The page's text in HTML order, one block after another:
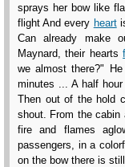
sprays her bow like
flight And every heart
Can already make
Maynard, their hearts
we almost there?"
minutes ... A half
Then out of the hold
shout. From the
fire and flames
passengers, in a
on the bow there is